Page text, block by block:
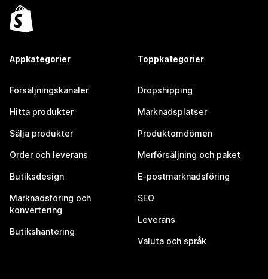
Appkategorier
Försäljningskanaler
Hitta produkter
Sälja produkter
Order och leverans
Butiksdesign
Marknadsföring och
konvertering
Butikshantering
Toppkategorier
Dropshipping
Marknadsplatser
Produktomdömen
Merförsäljning och paket
E-postmarknadsföring
SEO
Leverans
Valuta och språk